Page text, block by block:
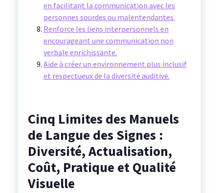
en facilitant la communication avec les
personnes sourdes ou malentendantes.
Renforce les liens interpersonnels en
encourageant une communication non
verbale enrichissante.
Aide à créer un environnement plus inclusif
et respectueux de la diversité auditive.
Cinq Limites des Manuels
de Langue des Signes :
Diversité, Actualisation,
Coût, Pratique et Qualité
Visuelle